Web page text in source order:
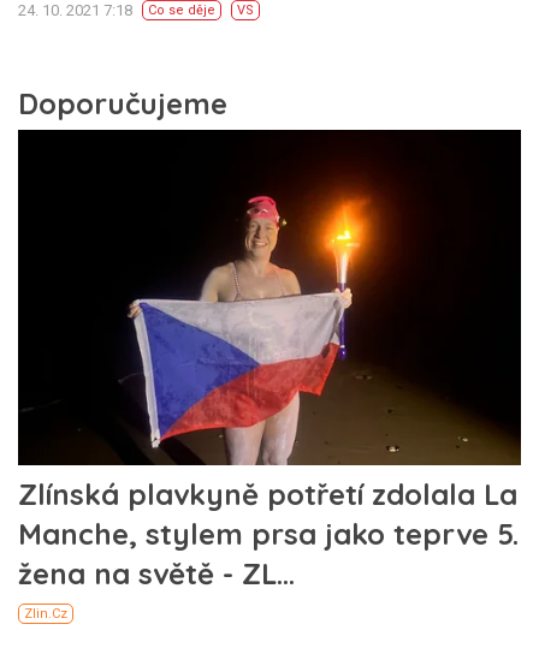
24. 10. 2021 7:18 Co se děje VS